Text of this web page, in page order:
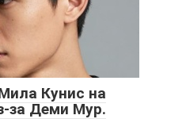
Кунис на
за Деми Мур.